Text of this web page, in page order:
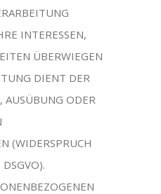
INTERESSEN,
ÜBERWIEGEN
DIENT DER
AUSÜBUNG ODER
(WIDERSPRUCH